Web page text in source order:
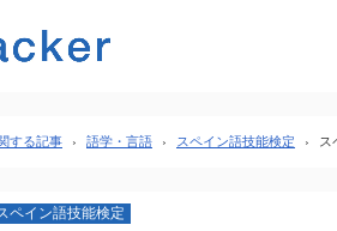
する記事 › 語学・言語 › スペイン語技能検定 › ス
ペイン語技能検定